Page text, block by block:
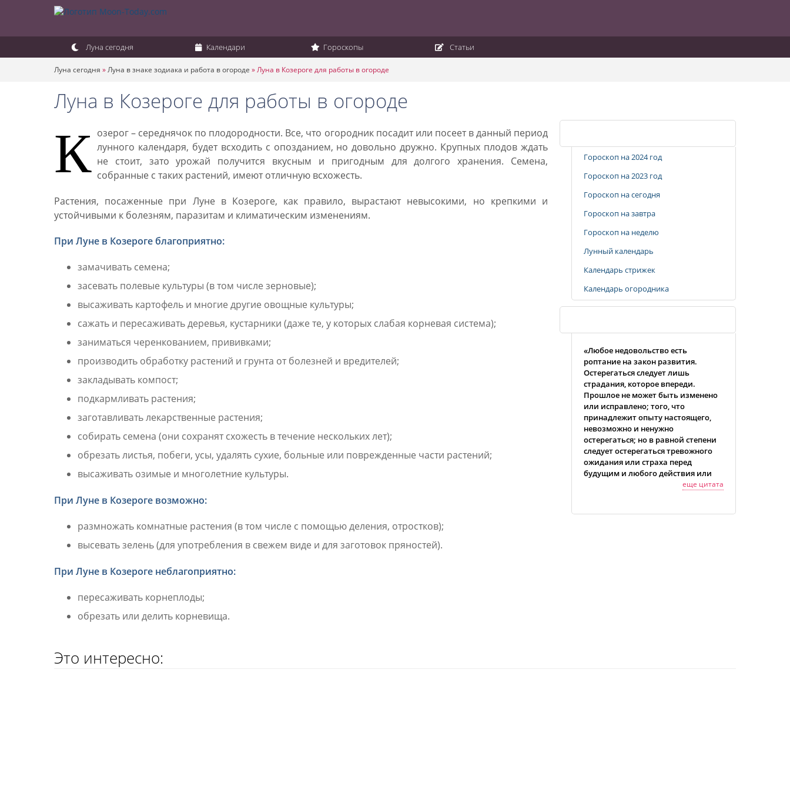
Луна сегодня Календари Гороскопы Статьи
Луна сегодня »Луна в знаке зодиака и работа в огороде »Луна в Козероге для работы в огороде
Луна в Козероге для работы в огороде
К озерог – середнячок по плодородности. Все, что огородник посадит или посеет в данный период
лунного календаря, будет всходить с опозданием, но довольно дружно. Крупных плодов ждать
не стоит, зато урожай получится вкусным и пригодным для долгого хранения. Семена,
собранные с таких растений, имеют отличную всхожесть.
Растения, посаженные при Луне в Козероге, как правило, вырастают невысокими, но крепкими и
устойчивыми к болезням, паразитам и климатическим изменениям.
При Луне в Козероге благоприятно:
замачивать семена;
засевать полевые культуры (в том числе зерновые);
высаживать картофель и многие другие овощные культуры;
сажать и пересаживать деревья, кустарники (даже те, у которых слабая корневая система);
заниматься черенкованием, прививками;
производить обработку растений и грунта от болезней и вредителей;
закладывать компост;
подкармливать растения;
заготавливать лекарственные растения;
собирать семена (они сохранят схожесть в течение нескольких лет);
обрезать листья, побеги, усы, удалять сухие, больные или поврежденные части растений;
высаживать озимые и многолетние культуры.
При Луне в Козероге возможно:
размножать комнатные растения (в том числе с помощью деления, отростков);
высевать зелень (для употребления в свежем виде и для заготовок пряностей).
При Луне в Козероге неблагоприятно:
пересаживать корнеплоды;
обрезать или делить корневища.
Гороскоп на 2024 год
Гороскоп на 2023 год
Гороскоп на сегодня
Гороскоп на завтра
Гороскоп на неделю
Лунный календарь
Календарь стрижек
Календарь огородника
«Любое недовольство есть
роптание на закон развития.
Остерегаться следует лишь
страдания, которое впереди.
Прошлое не может быть изменено
или исправлено; того, что
принадлежит опыту настоящего,
невозможно и ненужно
остерегаться; но в равной степени
следует остерегаться тревожного
ожидания или страха перед
будущим и любого действия или
импульса, которые могли бы стать
других.»
еще цитата
Это интересно: